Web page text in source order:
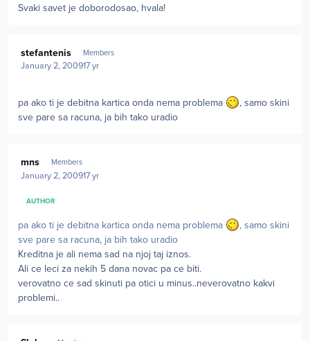
Svaki savet je doborodosao, hvala!
stefantenis Members
January 2, 200917 yr
pa ako ti je debitna kartica onda nema problema
, samo skini
sve pare sa racuna, ja bih tako uradio
mns Members
January 2, 200917 yr
AUTHOR
pa ako ti je debitna kartica onda nema problema
, samo skini
sve pare sa racuna, ja bih tako uradio
Kreditna je ali nema sad na njoj taj iznos.
Ali ce leci za nekih 5 dana novac pa ce biti.
verovatno ce sad skinuti pa otici u minus..neverovatno kakvi
problemi..